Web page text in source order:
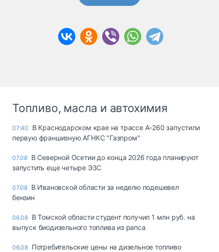
Топливо, масла и автохимия
07:40
В Краснодарском крае на трассе А-260 запустили
первую франшизную АГНКС "Газпром"
07.08 В Северной Осетии до конца 2026 года планируют
запустить еще четыре ЭЗС
07.08 В Ивановской области за неделю подешевел
бензин
06.08 В Томской области студент получил 1 млн руб. на
выпуск биодизельного топлива из рапса
06.08 Потребительские цены на дизельное топливо